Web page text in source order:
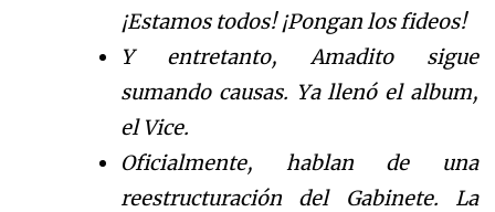
¡Estamos todos! ¡Pongan los fideos!
Y entretanto, Amadito sigue
sumando causas. Ya llenó el album,
el Vice.
Oficialmente, hablan de una
reestructuración del Gabinete. La